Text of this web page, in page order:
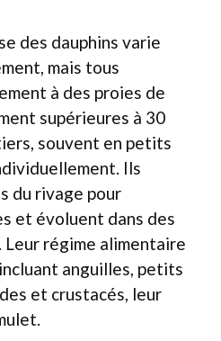
des dauphins varie
mais tous
à des proies de
supérieures à 30
souvent en petits
Ils
du rivage pour
et évoluent dans des
Leur régime alimentaire
anguilles, petits
et crustacés, leur